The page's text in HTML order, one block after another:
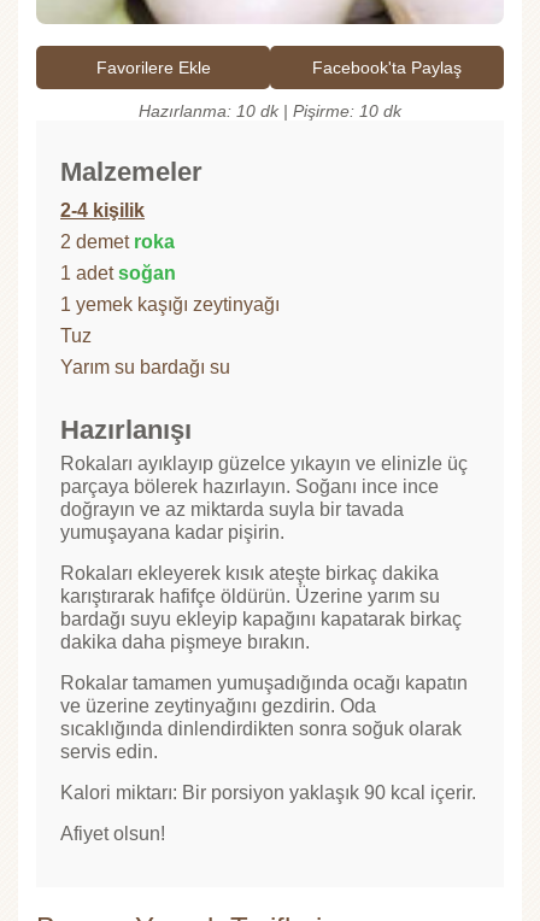
Favorilere Ekle Facebook'ta Paylaş
Hazırlanma: 10 dk | Pişirme: 10 dk
Malzemeler
2-4 kişilik
2 demet roka
1 adetsoğan
1 yemek kaşığı zeytinyağı
Tuz
Yarım su bardağı su
Hazırlanışı
Rokaları ayıklayıp güzelce yıkayın ve elinizle üç
parçaya bölerek hazırlayın. Soğanı ince ince
doğrayın ve az miktarda suyla bir tavada
yumuşayana kadar pişirin.
Rokaları ekleyerek kısık ateşte birkaç dakika
karıştırarak hafifçe öldürün. Üzerine yarım su
bardağı suyu ekleyip kapağını kapatarak birkaç
dakika daha pişmeye bırakın.
Rokalar tamamen yumuşadığında ocağı kapatın
ve üzerine zeytinyağını gezdirin. Oda
sıcaklığında dinlendirdikten sonra soğuk olarak
servis edin.
Kalori miktarı: Bir porsiyon yaklaşık 90 kcal içerir.
Afiyet olsun!